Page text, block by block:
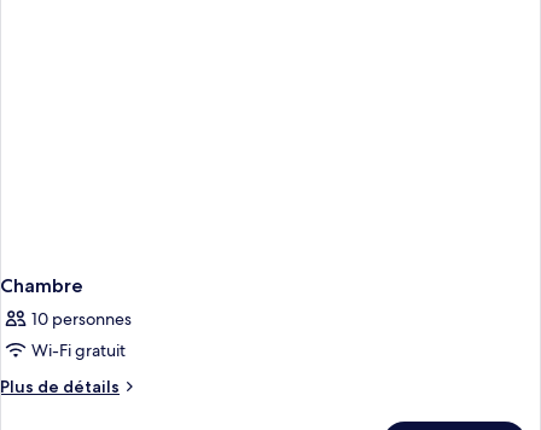
Chambre
10 personnes
Wi-Fi gratuit
Plus de détails
Plus